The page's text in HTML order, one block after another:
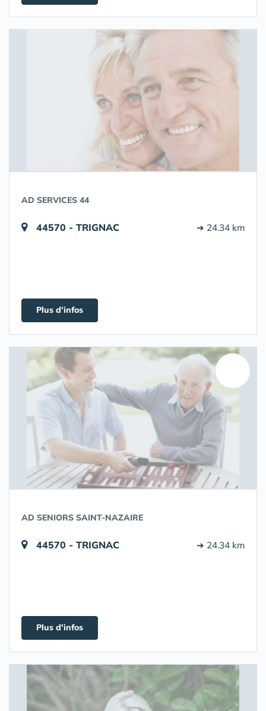
AD SERVICES 44
44570 - TRIGNAC ➔ 24.34 km
Plus d'infos
AD SENIORS SAINT-NAZAIRE
44570 - TRIGNAC ➔ 24.34 km
Plus d'infos